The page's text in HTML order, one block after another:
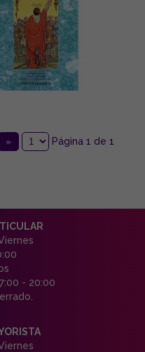
» Página 1 de 1
- 20:00